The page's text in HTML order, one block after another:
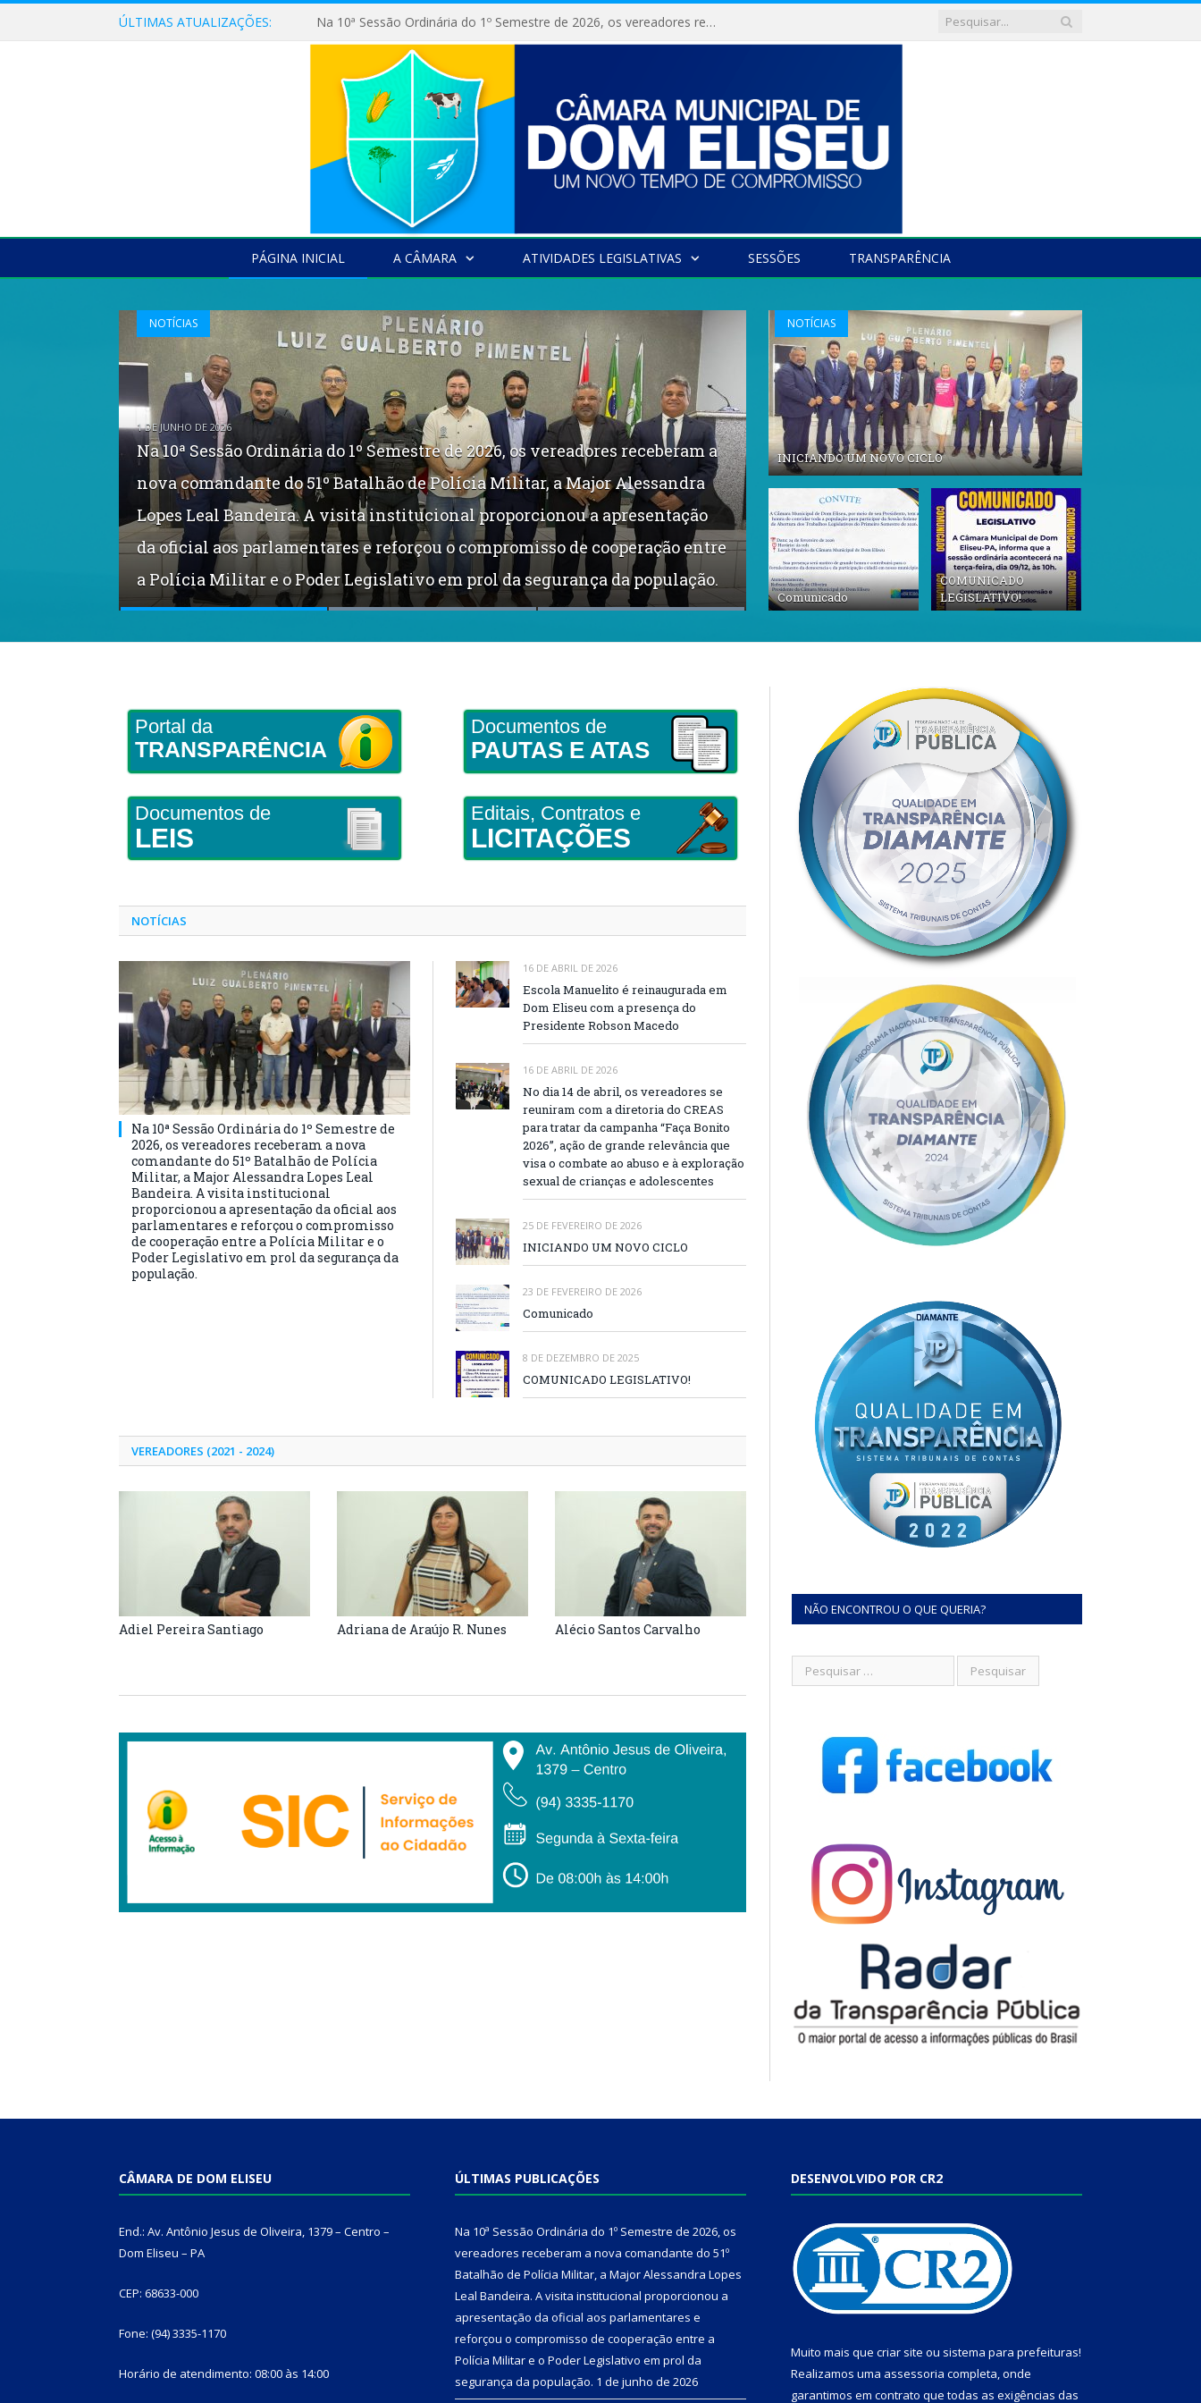
ÚLTIMAS ATUALIZAÇÕES: Na 10ª Sessão Ordinária do 1º Semestre de 2026, os vereadores receberam a nova comandante do 51º Batalhão de Polícia Militar, a Major Alessandra Lopes Leal Bandeira. A visita institucional proporcionou a apresentação da oficial aos parlamentares e reforçou o compromisso de cooperação entre a Polícia Militar e o Poder Legislativo em prol da segurança da população.
PÁGINA INICIAL A CÂMARA ATIVIDADES LEGISLATIVAS SESSÕES TRANSPARÊNCIA
NOTÍCIAS
1 DE JUNHO DE 2026
Na 10ª Sessão Ordinária do 1º Semestre de 2026, os vereadores receberam a
nova comandante do 51º Batalhão de Polícia Militar, a Major Alessandra
Lopes Leal Bandeira. A visita institucional proporcionou a apresentação
da oficial aos parlamentares e reforçou o compromisso de cooperação entre
a Polícia Militar e o Poder Legislativo em prol da segurança da população.
NOTÍCIAS
16 DE ABRIL DE 2026
Escola Manuelito é reinaugurada em Dom Eliseu com a presença do
Presidente Robson Macedo
No dia 14 de abril, os vereadores se reuniram com a diretoria do CREAS
para tratar da campanha “Faça Bonito 2026”, ação de grande relevância que
visa o combate ao abuso e à exploração sexual de crianças e adolescentes
NOTÍCIAS
INICIANDO UM NOVO CICLO
Comunicado
COMUNICADO
LEGISLATIVO!
Portal da
TRANSPARÊNCIA
Documentos de
LEIS
Documentos de
PAUTAS E ATAS
Editais, Contratos e
LICITAÇÕES
NOTÍCIAS
Na 10ª Sessão Ordinária do 1º Semestre de
2026, os vereadores receberam a nova
comandante do 51º Batalhão de Polícia
Militar, a Major Alessandra Lopes Leal
Bandeira. A visita institucional
proporcionou a apresentação da oficial aos
parlamentares e reforçou o compromisso
de cooperação entre a Polícia Militar e o
Poder Legislativo em prol da segurança da
população.
16 DE ABRIL DE 2026
Escola Manuelito é reinaugurada em
Dom Eliseu com a presença do
Presidente Robson Macedo
16 DE ABRIL DE 2026
No dia 14 de abril, os vereadores se
reuniram com a diretoria do CREAS
para tratar da campanha “Faça Bonito
2026”, ação de grande relevância que
visa o combate ao abuso e à exploração
sexual de crianças e adolescentes
25 DE FEVEREIRO DE 2026
INICIANDO UM NOVO CICLO
23 DE FEVEREIRO DE 2026
Comunicado
8 DE DEZEMBRO DE 2025
COMUNICADO LEGISLATIVO!
VEREADORES (2021 - 2024)
Adiel Pereira Santiago Adriana de Araújo R. Nunes Alécio Santos Carvalho Celso Henrique Holanda Silva Claudia Mageveski de Souza
NÃO ENCONTROU O QUE QUERIA?
CÂMARA DE DOM ELISEU
End.: Av. Antônio Jesus de Oliveira, 1379 – Centro –
Dom Eliseu – PA
CEP: 68633-000
Fone: (94) 3335-1170
Horário de atendimento: 08:00 às 14:00
ÚLTIMAS PUBLICAÇÕES
Na 10ª Sessão Ordinária do 1º Semestre de 2026, os
vereadores receberam a nova comandante do 51º
Batalhão de Polícia Militar, a Major Alessandra Lopes
Leal Bandeira. A visita institucional proporcionou a
apresentação da oficial aos parlamentares e
reforçou o compromisso de cooperação entre a
Polícia Militar e o Poder Legislativo em prol da
segurança da população. 1 de junho de 2026
DESENVOLVIDO POR CR2
Muito mais que criar site ou sistema para prefeituras!
Realizamos uma assessoria completa, onde
garantimos em contrato que todas as exigências das